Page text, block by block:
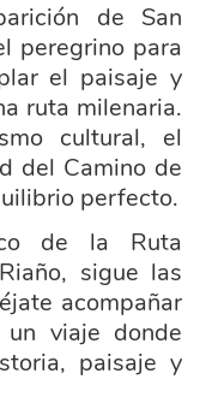
de San
peregrino para
el paisaje y
ruta milenaria.
cultural, el
del Camino de
perfecto.
de la Ruta
sigue las
acompañar
viaje donde
paisaje y